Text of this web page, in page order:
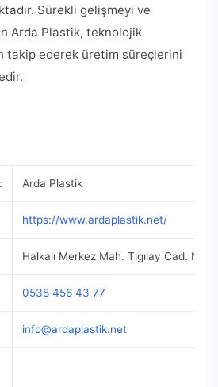
Sürekli gelişmeyi ve
Arda Plastik, teknolojik
takip ederek üretim süreçlerini
Arda Plastik
https://www.ardaplastik.net/
Halkalı Merkez Mah. Tıgılay Cad.
0538 456 43 77
info@ardaplastik.net